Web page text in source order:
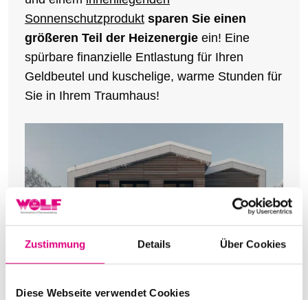
Zustimmung Details Über Cookies
Diese Webseite verwendet Cookies
Sonnenschutzprodukt sparen Sie einen
größeren Teil der Heizenergie ein! Eine
spürbare finanzielle Entlastung für Ihren
Geldbeutel und kuschelige, warme Stunden für
Sie in Ihrem Traumhaus!